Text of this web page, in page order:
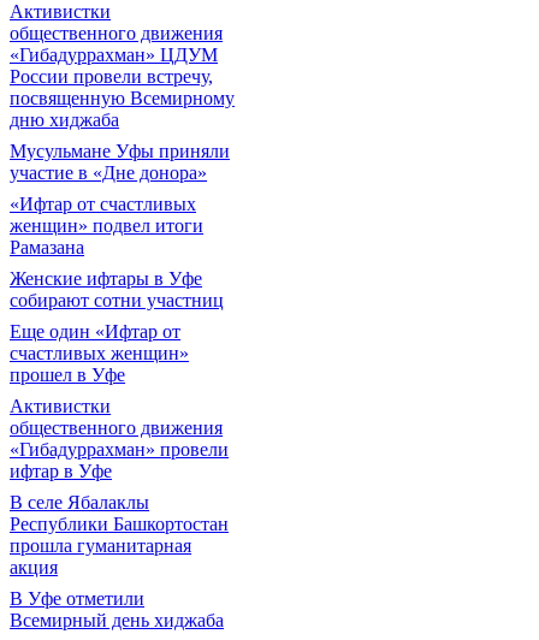
Активистки
общественного движения
«Гибадуррахман» ЦДУМ
России провели встречу,
посвященную Всемирному
дню хиджаба
Мусульмане Уфы приняли
участие в «Дне донора»
«Ифтар от счастливых
женщин» подвел итоги
Рамазана
Женские ифтары в Уфе
собирают сотни участниц
Еще один «Ифтар от
счастливых женщин»
прошел в Уфе
Активистки
общественного движения
«Гибадуррахман» провели
ифтар в Уфе
В селе Ябалаклы
Республики Башкортостан
прошла гуманитарная
акция
В Уфе отметили
Всемирный день хиджаба